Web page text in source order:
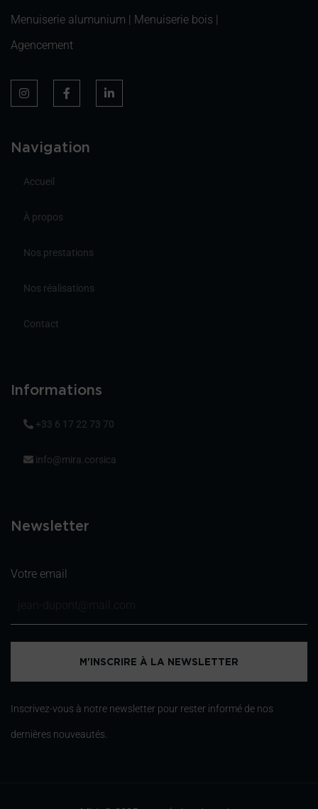
Menuiserie alumunium | Menuiserie bois |
Agencement
Navigation
Accueil
À propos
Nos prestations
Nos réalisations
Contact
Informations
+33 6 17 22 73 70
info@mira.corsica
Newsletter
Votre email
Inscrivez-vous à notre newsletter pour rester informé de nos
dernières nouveautés.